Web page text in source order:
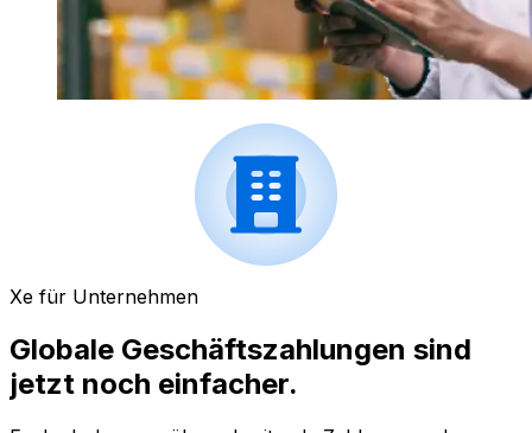
Xe für Unternehmen
Globale Geschäftszahlungen sind
jetzt noch einfacher.